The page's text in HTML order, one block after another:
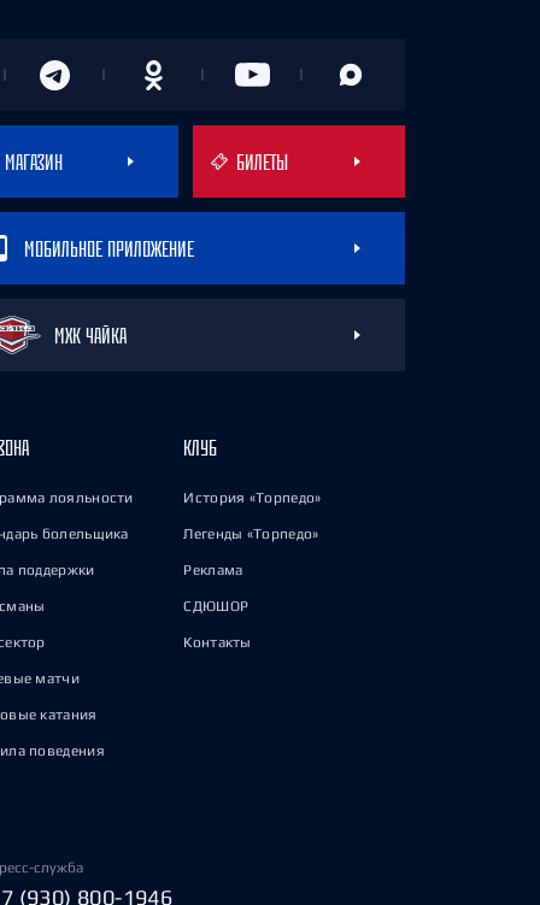
МАГАЗИН БИЛЕТЫ
МОБИЛЬНОЕ ПРИЛОЖЕНИЕ
МХК ЧАЙКА
лояльности
болельщика
поддержки
матчи
катания
поведения
КЛУБ
История «Торпедо»
Легенды «Торпедо»
Реклама
СДЮШОР
Контакты
служба
(930) 800-1946